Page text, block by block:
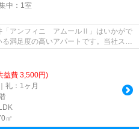
中： 1室
「アンフィニ アムールⅡ」はいかがで
満足度の高いアパートです。当社スタ
益費 3,500円)
礼：1ヶ月
㎡